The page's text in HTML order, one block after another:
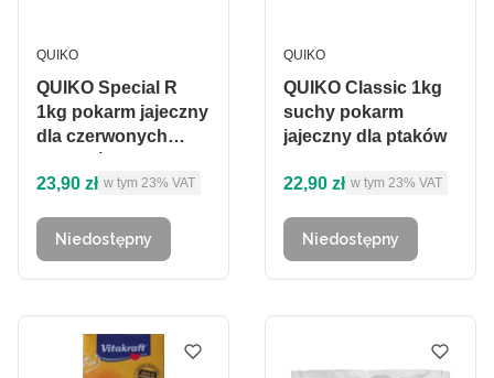
QUIKO Special R
1kg pokarm jajeczny
dla czerwonych
PRODUCENT
QUIKO
Cena brutto
23,90 zł w tym %s VAT
w tym 23% VAT
Niedostępny
QUIKO Classic 1kg
suchy pokarm
jajeczny dla ptaków
PRODUCENT
QUIKO
Cena brutto
22,90 zł w tym %s VAT
w tym 23% VAT
Niedostępny